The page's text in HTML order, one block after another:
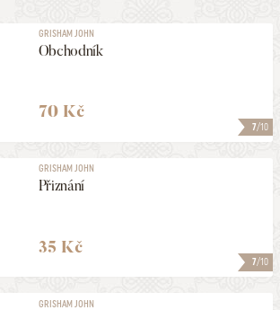
7/10
GRISHAM JOHN
Obchodník
70 Kč
7/10
GRISHAM JOHN
Přiznání
35 Kč
GRISHAM JOHN